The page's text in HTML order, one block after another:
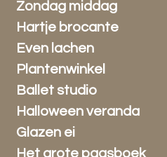
Zondag middag
Hartje brocante
Even lachen
Plantenwinkel
Ballet studio
Halloween veranda
Glazen ei
Het grote paasboek